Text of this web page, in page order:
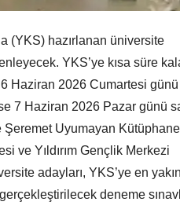
(YKS) hazırlanan üniversite
YKS’ye kısa süre
6 Haziran 2026 Cumartesi günü
7 Haziran 2026 Pazar günü
Şeremet Uyumayan
ve Yıldırım Gençlik Merkezi
adayları, YKS’ye en yakın
deneme